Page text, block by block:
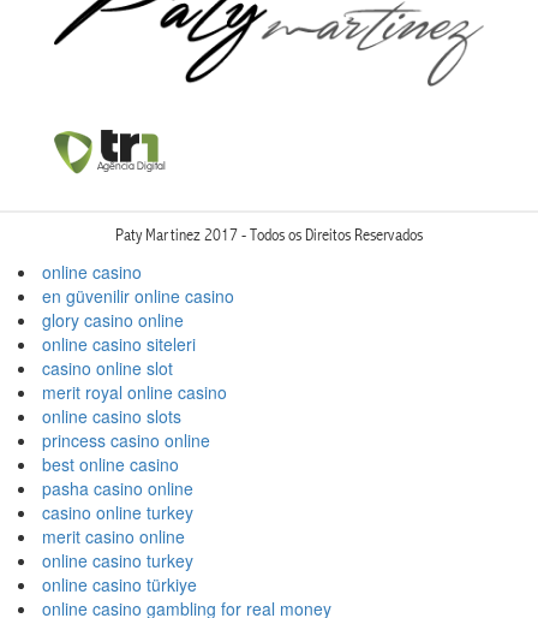
Paty Martinez 2017 - Todos os Direitos Reservados
online casino
en güvenilir online casino
glory casino online
online casino siteleri
casino online slot
merit royal online casino
online casino slots
princess casino online
best online casino
pasha casino online
casino online turkey
merit casino online
online casino turkey
online casino türkiye
online casino gambling for real money